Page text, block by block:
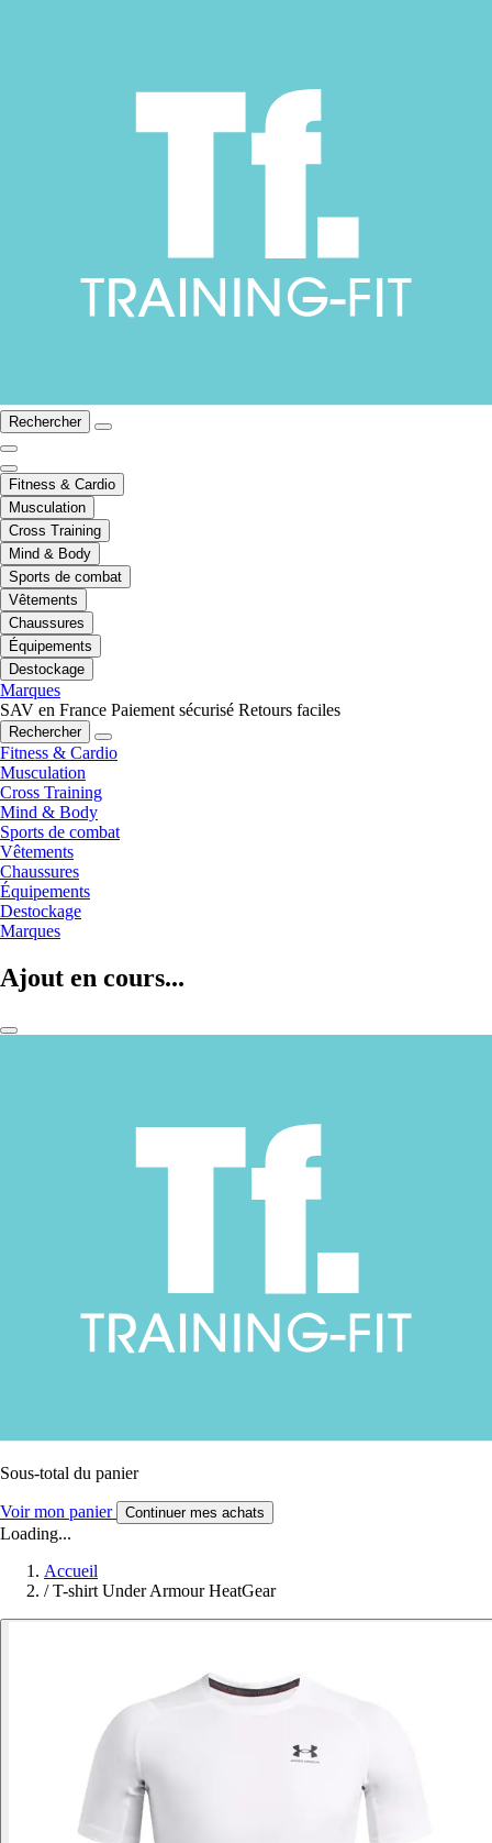
Rechercher
Fitness & Cardio
Musculation
Cross Training
Mind & Body
Sports de combat
Vêtements
Chaussures
Équipements
Destockage
Marques
SAV en France Paiement sécurisé Retours faciles
Rechercher
Fitness & Cardio
Musculation
Cross Training
Mind & Body
Sports de combat
Vêtements
Chaussures
Équipements
Destockage
Marques
Ajout en cours...
Sous-total du panier
Voir mon panier Continuer mes achats
Loading...
Accueil
/ T-shirt Under Armour HeatGear